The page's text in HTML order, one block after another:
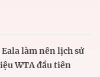
làm nên lịch sử
WTA đầu tiên